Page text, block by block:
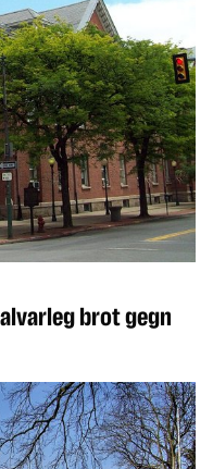
brot gegn